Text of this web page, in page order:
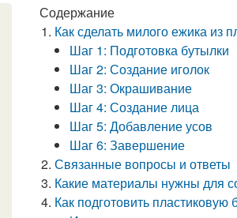
Содержание
Как сделать милого ежика из
Шаг 1: Подготовка бутылки
Шаг 2: Создание иголок
Шаг 3: Окрашивание
Шаг 4: Создание лица
Шаг 5: Добавление усов
Шаг 6: Завершение
Связанные вопросы и ответы
Какие материалы нужны для
Как подготовить